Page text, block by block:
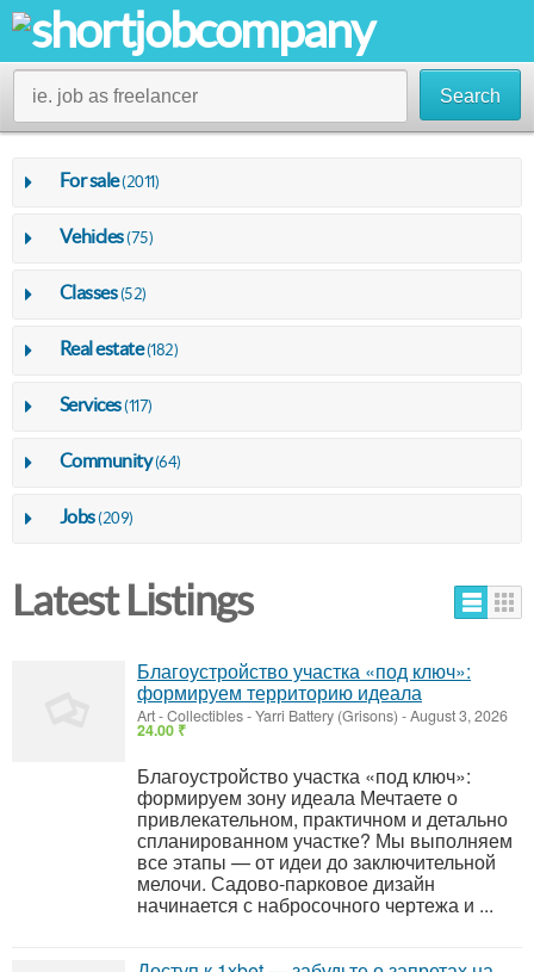
Search
For sale(2011)
Vehicles(75)
Classes(52)
Real estate(182)
Services(117)
Community(64)
Jobs(209)
Latest Listings
Благоустройство участка «под ключ»:
формируем территорию идеала
Art - Collectibles-Yarri Battery (Grisons) -August 3, 2026
24.00 ₹
Благоустройство участка «под ключ»:
формируем зону идеала Мечтаете о
привлекательном, практичном и детально
спланированном участке? Мы выполняем
все этапы — от идеи до заключительной
мелочи. Садово‑парковое дизайн
начинается с набросочного чертежа и ...